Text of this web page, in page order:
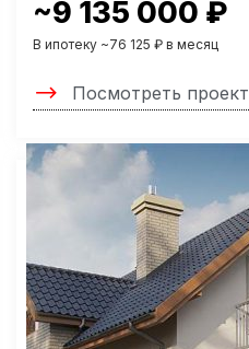
~9 135 000 ₽
В ипотеку ~76 125 ₽ в месяц
Посмотреть проект